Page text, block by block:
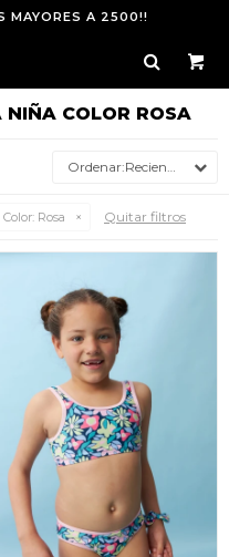
MAYORES A 2500!!
COLOR ROSA
Recientes
Color: Rosa Quitar filtros